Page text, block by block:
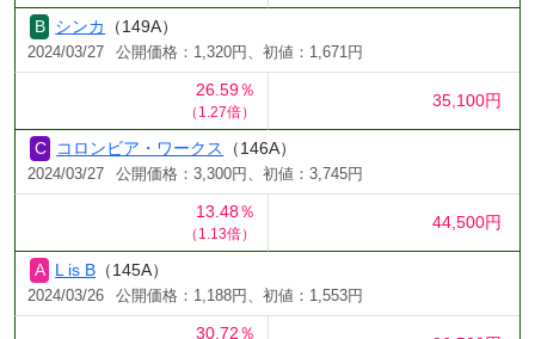
シンカ （149A）
2024/03/27 公開価格：1,320円、初値：1,671円
26.59％
（1.27倍）
35,100円
コロンビア・ワークス （146A）
2024/03/27 公開価格：3,300円、初値：3,745円
13.48％
（1.13倍）
44,500円
L is B （145A）
2024/03/26 公開価格：1,188円、初値：1,553円
30.72％